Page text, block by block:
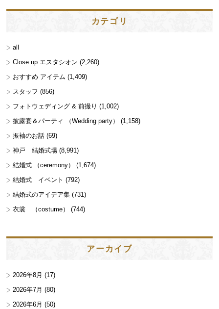
カテゴリ
all
Close up エスタシオン (2,260)
おすすめ アイテム (1,409)
スタッフ (856)
フォトウェディング & 前撮り (1,002)
披露宴＆パーティ （Wedding party）
(1,158)
振袖のお話 (69)
神戸 結婚式場 (8,991)
結婚式 （ceremony）
(1,674)
結婚式 イベント (792)
結婚式のアイデア集 (731)
衣裳 （costume）
(744)
アーカイブ
2026年8月 (17)
2026年7月 (80)
2026年6月 (50)